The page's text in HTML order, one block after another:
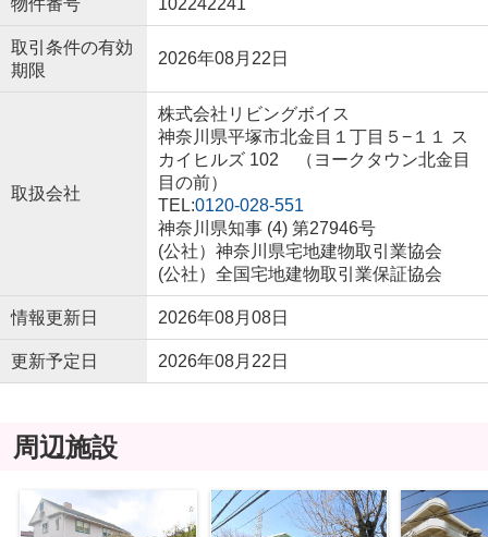
物件番号 102242241
取引条件の有効
期限
2026年08月22日
取扱会社
株式会社リビングボイス
神奈川県平塚市北金目１丁目５−１１ ス
カイヒルズ 102 （ヨークタウン北金目
目の前）
TEL:0120-028-551
神奈川県知事 (4) 第27946号
(公社）神奈川県宅地建物取引業協会
(公社）全国宅地建物取引業保証協会
情報更新日 2026年08月08日
更新予定日 2026年08月22日
周辺施設